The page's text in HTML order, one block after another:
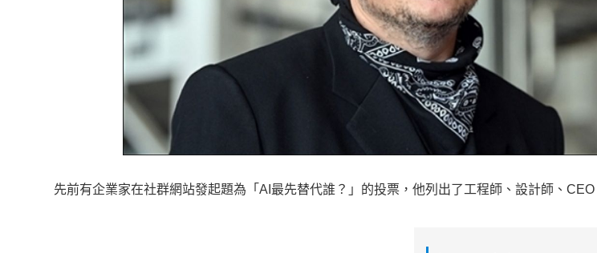
先前有企業家在社群網站發起題為「AI最先替代誰？」的投票，他列出了工程師、設計師、CEO